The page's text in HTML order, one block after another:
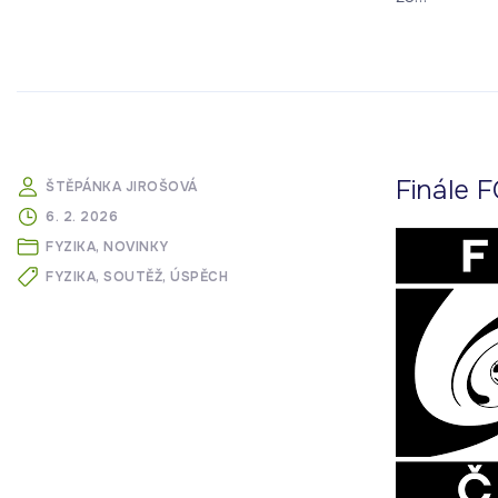
ŠTĚPÁNKA JIROŠOVÁ
6. 2. 2026
FYZIKA NOVINKY
FYZIKA SOUTĚŽ ÚSPĚCH
Finále